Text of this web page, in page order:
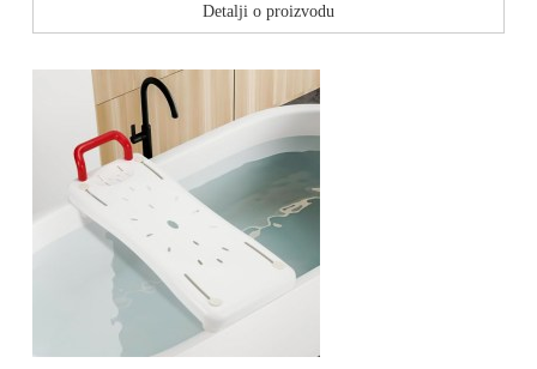
Detalji o proizvodu